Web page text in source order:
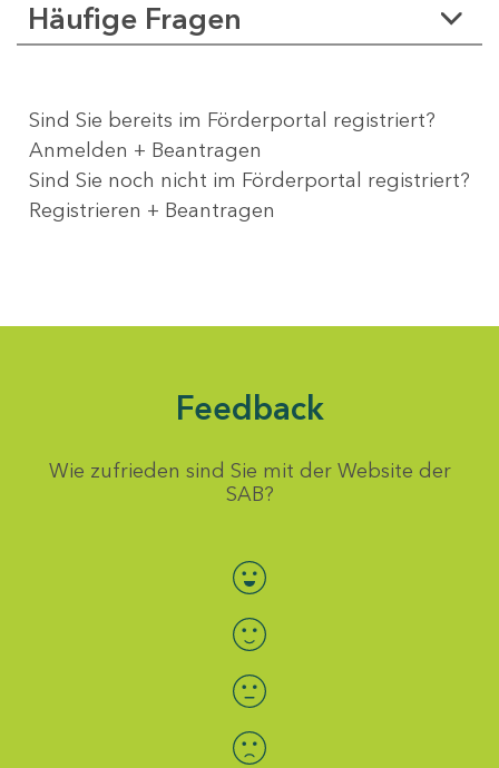
Häufige Fragen
Sind Sie bereits im Förderportal registriert?
Anmelden + Beantragen
Sind Sie noch nicht im Förderportal registriert?
Registrieren + Beantragen
Feedback
Wie zufrieden sind Sie mit der Website der
SAB?
Bewertung auswählen